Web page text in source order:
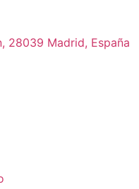
28039 Madrid, España